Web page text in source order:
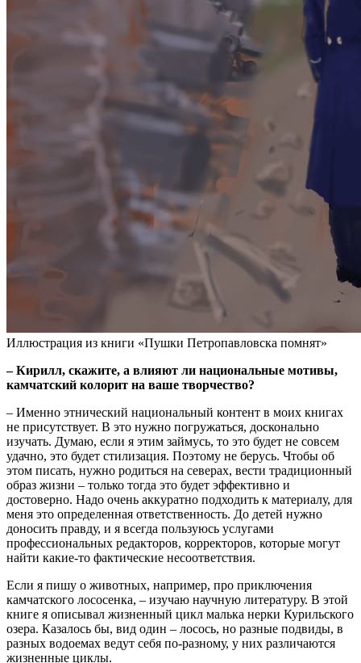
Иллюстрация из книги «Пушки Петропавловска помнят»
– Кирилл, скажите, а влияют ли национальные мотивы,
камчатский колорит на ваше творчество?
– Именно этнический национальный контент в моих книгах
не присутствует. В это нужно погружаться, досконально
изучать. Думаю, если я этим займусь, то это будет не совсем
удачно, это будет стилизация. Поэтому не берусь. Чтобы об
этом писать, нужно родиться на северах, вести традиционный
образ жизни – только тогда это будет эффективно и
достоверно. Надо очень аккуратно подходить к материалу, для
меня это определенная ответственность. До детей нужно
доносить правду, и я всегда пользуюсь услугами
профессиональных редакторов, корректоров, которые могут
найти какие-то фактические несоответствия.
Если я пишу о животных, например, про приключения
камчатского лососенка, – изучаю научную литературу. В этой
книге я описывал жизненный цикл малька нерки Курильского
озера. Казалось бы, вид один – лосось, но разные подвиды, в
разных водоемах ведут себя по-разному, у них различаются
жизненные циклы.